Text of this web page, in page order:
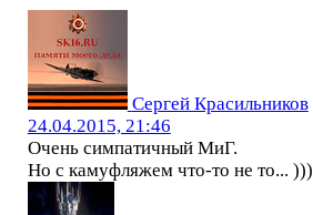
Сергей Красильников
24.04.2015, 21:46
Очень симпатичный МиГ.
Но с камуфляжем что-то не то... )))